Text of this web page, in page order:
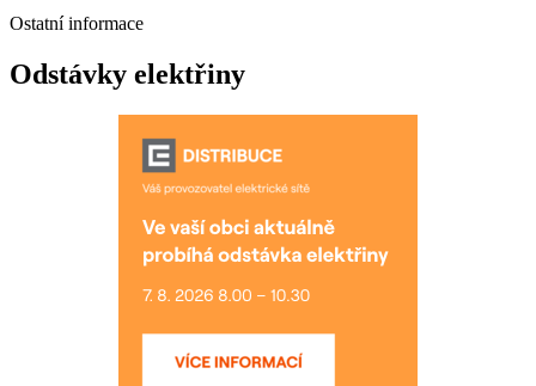
Ostatní informace
Odstávky elektřiny